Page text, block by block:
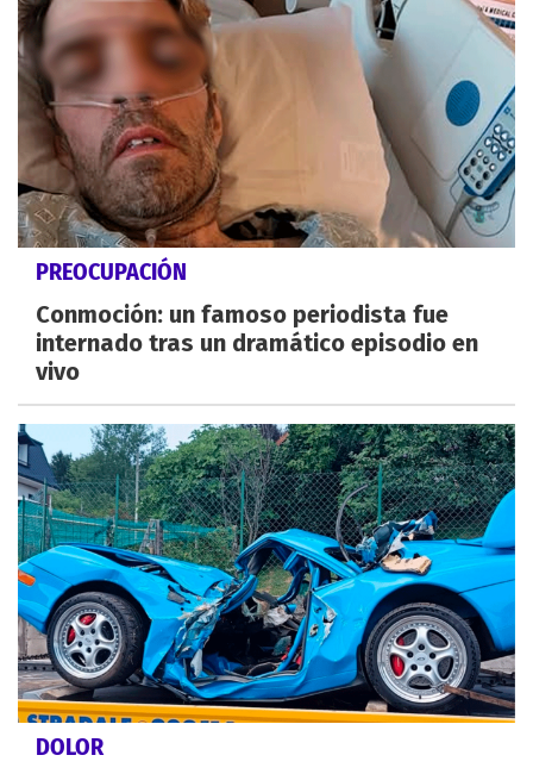
PREOCUPACIÓN
Conmoción: un famoso periodista fue
internado tras un dramático episodio en
vivo
DOLOR